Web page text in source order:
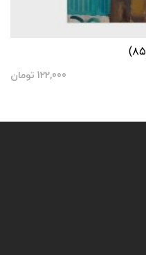
122,000 تومان